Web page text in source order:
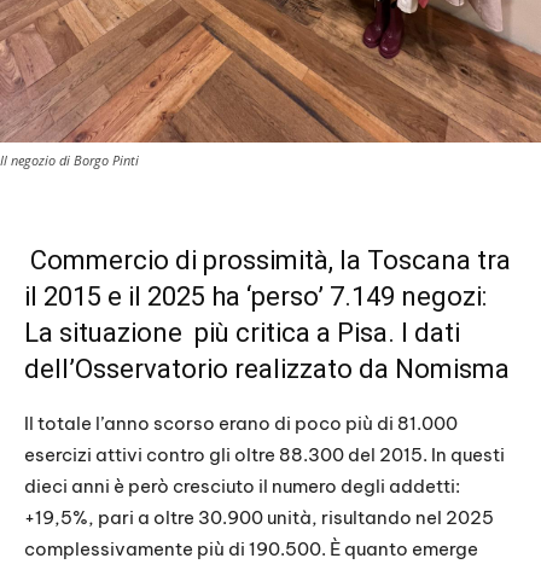
Il negozio di Borgo Pinti
Commercio di prossimità, la Toscana tra
il 2015 e il 2025 ha ‘perso’ 7.149 negozi:
La situazione più critica a Pisa. I dati
dell’Osservatorio realizzato da Nomisma
Il totale l’anno scorso erano di poco più di 81.000
esercizi attivi contro gli oltre 88.300 del 2015. In questi
dieci anni è però cresciuto il numero degli addetti:
+19,5%, pari a oltre 30.900 unità, risultando nel 2025
complessivamente più di 190.500. È quanto emerge